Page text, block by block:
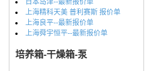
日本岛津--最新报价单
上海精科天美 普利赛斯 报价单
上海良平--最新报价单
上海舜宇恒平--最新报价单
培养箱-干燥箱-泵